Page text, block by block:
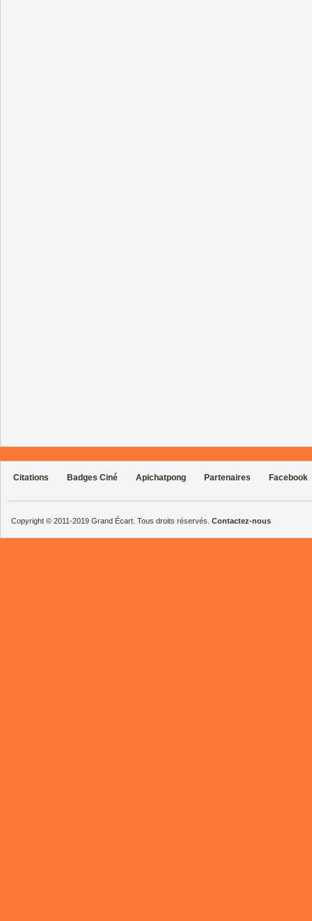
Citations Badges Ciné Apichatpong Partenaires Facebook
Copyright © 2011-2019 Grand Écart. Tous droits réservés. Contactez-nous